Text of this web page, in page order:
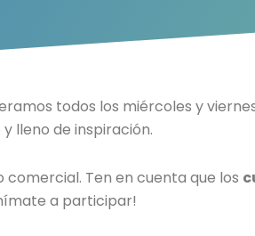
todos los miércoles y
lleno de inspiración.
comercial. Ten en cuenta que los
a participar!